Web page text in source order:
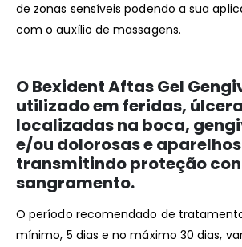
de zonas sensíveis podendo a sua
com o auxílio de massagens.
O Bexident Aftas Gel
utilizado em feridas,
localizadas na boca,
e/ou dolorosas e
transmitindo proteção
sangramento.
O período recomendado de
mínimo, 5 dias e no máximo 30 dias,